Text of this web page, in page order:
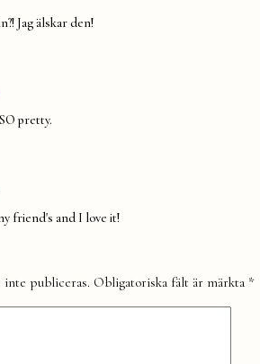
Jag älskar den!
pretty.
friend's and I love it!
inte publiceras. Obligatoriska fält är märkta *